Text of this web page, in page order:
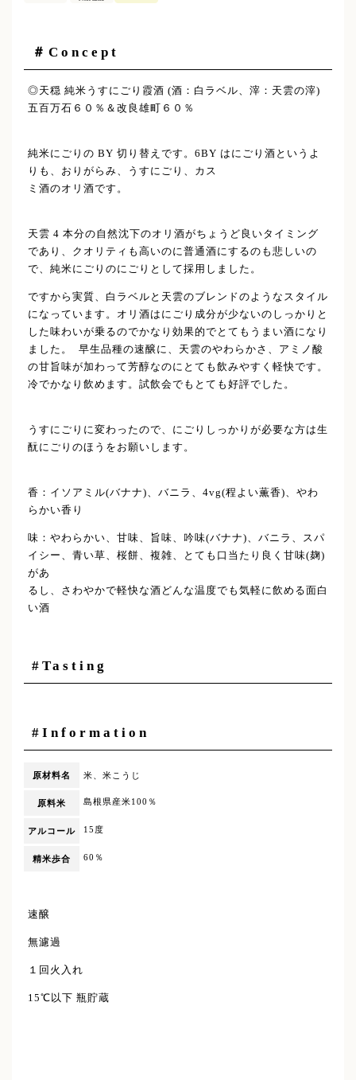
＃Concept
◎天穏 純米うすにごり霞酒 (酒：白ラベル、滓：天雲の滓)
五百万石６０％＆改良雄町６０％
純米にごりの BY 切り替えです。6BY はにごり酒というよ
りも、おりがらみ、うすにごり、カス
ミ酒のオリ酒です。
天雲 4 本分の自然沈下のオリ酒がちょうど良いタイミング
であり、クオリティも高いのに普通酒にするのも悲しいの
で、純米にごりのにごりとして採用しました。
ですから実質、白ラベルと天雲のブレンドのようなスタイル
になっています。オリ酒はにごり成分が少ないのしっかりと
した味わいが乗るのでかなり効果的でとてもうまい酒になり
ました。 早生品種の速醸に、天雲のやわらかさ、アミノ酸
の甘旨味が加わって芳醇なのにとても飲みやすく軽快です。
冷でかなり飲めます。試飲会でもとても好評でした。
うすにごりに変わったので、にごりしっかりが必要な方は生
酛にごりのほうをお願いします。
香：イソアミル(バナナ)、バニラ、4vg(程よい薫香)、やわ
らかい香り
味：やわらかい、甘味、旨味、吟味(バナナ)、バニラ、スパ
イシー、青い草、桜餅、複雑、とても口当たり良く甘味(麹)
があ
るし、さわやかで軽快な酒どんな温度でも気軽に飲める面白
い酒
#Tasting
#Information
原材料名 米、米こうじ
原料米 島根県産米100％
アルコール 15度
精米歩合 60％
速醸
無濾過
１回火入れ
15℃以下 瓶貯蔵